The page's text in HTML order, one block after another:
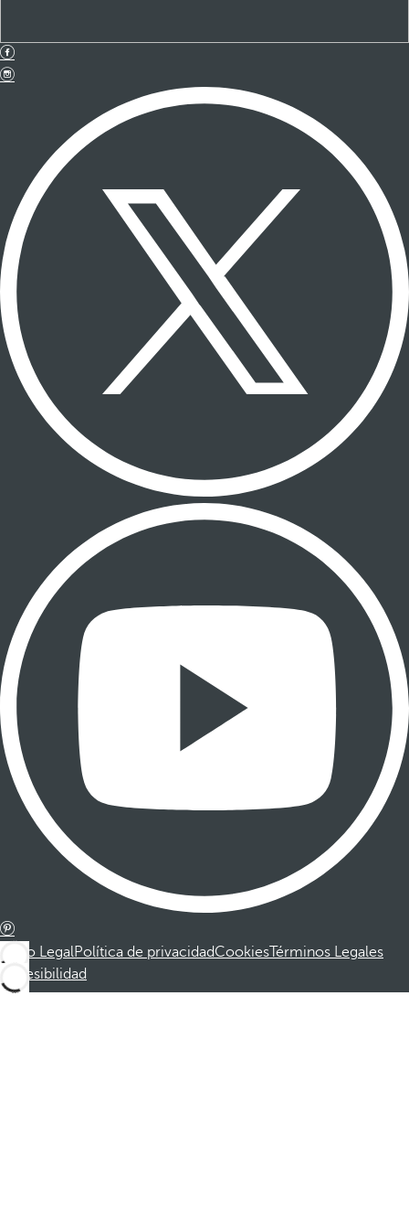
Aviso LegalPolítica de privacidadCookiesTérminos Legales
Accesibilidad